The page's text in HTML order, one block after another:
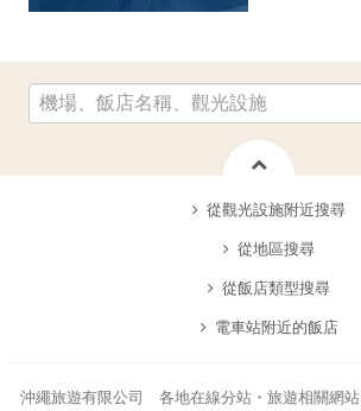
從觀光設施附近搜尋
從地區搜尋
從飯店類型搜尋
電車站附近的飯店
沖繩旅遊有限公司 各地在線分站・旅遊相關網站